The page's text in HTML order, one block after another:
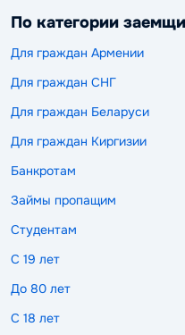
По категории
Для граждан Армении
Для граждан СНГ
Для граждан Беларуси
Для граждан Киргизии
Банкротам
Займы пропащим
Студентам
С 19 лет
До 80 лет
С 18 лет